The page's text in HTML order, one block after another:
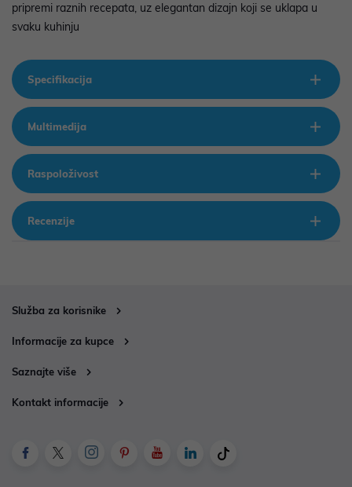
pripremi raznih recepata, uz elegantan dizajn koji se uklapa u
svaku kuhinju
Specifikacija
Multimedija
Raspoloživost
Recenzije
Služba za korisnike
Informacije za kupce
Saznajte više
Kontakt informacije